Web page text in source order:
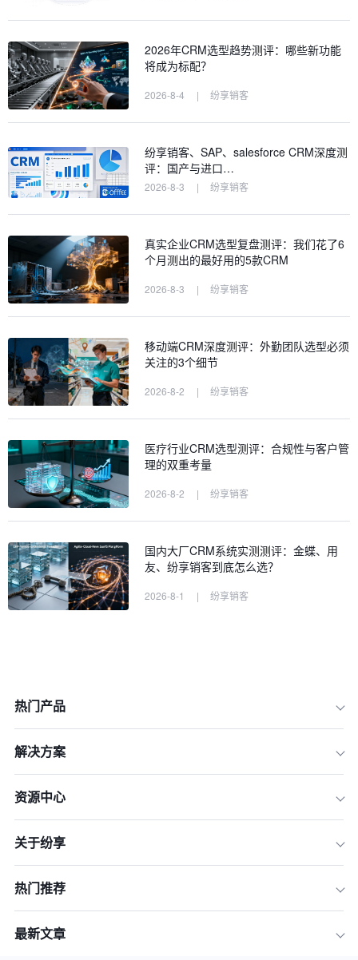
义
bSpot 支持体系评测
2026年CRM选型趋势测评：哪些新功能
将成为标配？
2026-8-4 | 纷享销客
纷享销客、SAP、salesforce CRM深度测
评：国产与进口…
2026-8-3 | 纷享销客
真实企业CRM选型复盘测评：我们花了6
个月测出的最好用的5款CRM
2026-8-3 | 纷享销客
移动端CRM深度测评：外勤团队选型必须
关注的3个细节
2026-8-2 | 纷享销客
医疗行业CRM选型测评：合规性与客户管
理的双重考量
2026-8-2 | 纷享销客
国内大厂CRM系统实测测评：金蝶、用
友、纷享销客到底怎么选？
2026-8-1 | 纷享销客
热门产品
解决方案
资源中心
关于纷享
热门推荐
最新文章